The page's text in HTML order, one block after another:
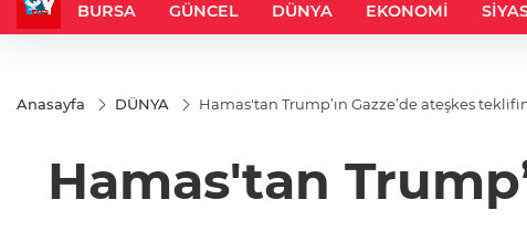
BURSA GÜNCEL DÜNYA EKONOMİ
Anasayfa DÜNYA Hamas'tan Trump’ın Gazze’de ateşkes
Hamas'tan